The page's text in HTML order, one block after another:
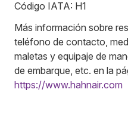
Código IATA: H1
Más información sobre
teléfono de contacto,
maletas y equipaje de
de embarque, etc. en la
https://www.hahnair.com